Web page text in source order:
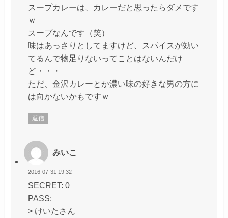
スープカレーは、カレーだと思ったらダメです
ｗ
スープなんです（笑）
味はあっさりとしてますけど、スパイスが効い
てるんで物足りないってことはないんだけ
ど・・・
ただ、金沢カレーとか濃い味の好きな男の方に
は向かないかもですｗ
返信
みいこ
2016-07-31 19:32
SECRET: 0
PASS:
> けいたさん